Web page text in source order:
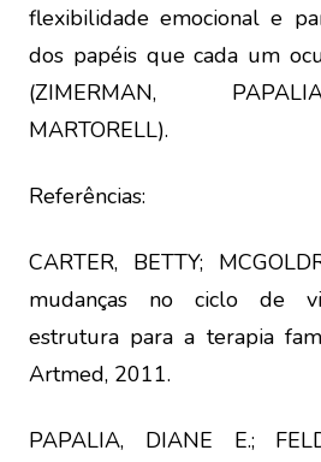
flexibilidade emocional e
dos papéis que cada um
(ZIMERMAN,
MARTORELL).
Referências:
CARTER, BETTY;
mudanças no ciclo de
estrutura para a terapia
Artmed, 2011.
PAPALIA, DIANE E.;